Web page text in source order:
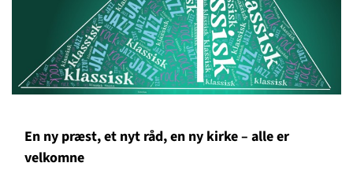
En ny præst, et nyt råd, en ny kirke – alle er
velkomne